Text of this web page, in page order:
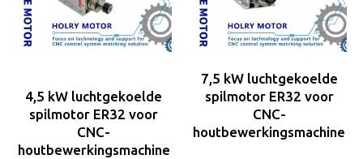
4,5 kW luchtgekoelde
spilmotor ER32 voor
CNC-
houtbewerkingsmachine
7,5 kW luchtgekoelde
spilmotor ER32 voor
CNC-
houtbewerkingsmachine